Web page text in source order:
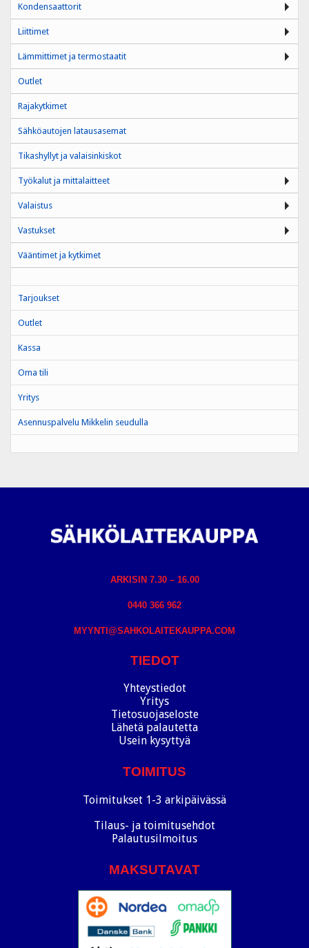
Kondensaattorit
Liittimet
Lämmittimet ja termostaatit
Outlet
Rajakytkimet
Sähköautojen latausasemat
Tikashyllyt ja valaisinkiskot
Työkalut ja mittalaitteet
Valaistus
Vastukset
Vääntimet ja kytkimet
Tarjoukset
Outlet
Kassa
Oma tili
Yritys
Asennuspalvelu Mikkelin seudulla
ARKISIN 7.30 – 16.00
0440 366 962
MYYNTI@SAHKOLAITEKAUPPA.COM
TIEDOT
Yhteystiedot
Yritys
Tietosuojaseloste
Lähetä palautetta
Usein kysyttyä
TOIMITUS
Toimitukset 1-3 arkipäivässä
Tilaus- ja toimitusehdot
Palautusilmoitus
MAKSUTAVAT